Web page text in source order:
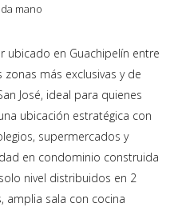
mano
en Guachipelín entre
zonas más exclusivas y de
José, ideal para quienes
ubicación estratégica con
supermercados y
en condominio construida
nivel distribuidos en 2
amplia sala con cocina